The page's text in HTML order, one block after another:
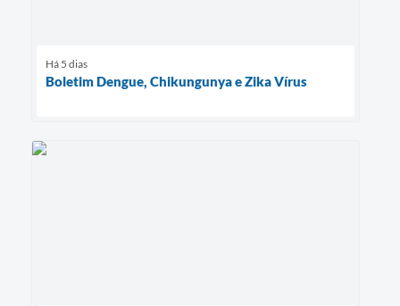
Há 5 dias
Boletim Dengue, Chikungunya e Zika Vírus